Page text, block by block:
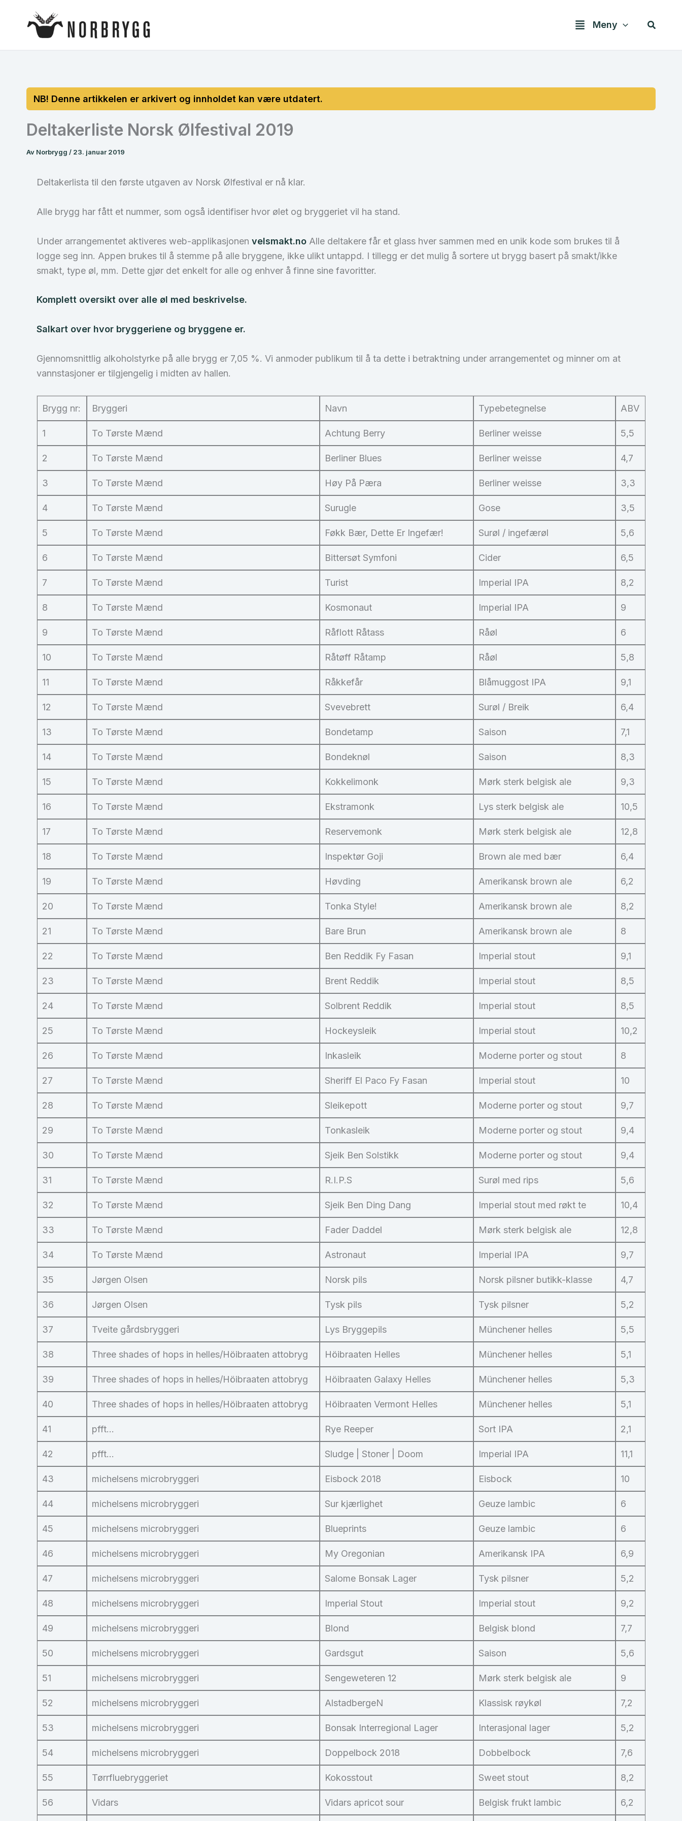
Meny Søk
Deltakerliste Norsk Ølfestival 2019
Av Norbrygg / 23. januar 2019
Deltakerlista til den første utgaven av Norsk Ølfestival er nå klar.
Alle brygg har fått et nummer, som også identifiser hvor ølet og bryggeriet vil ha stand.
Under arrangementet aktiveres web-applikasjonen velsmakt.no Alle deltakere får et glass hver sammen med en unik kode som brukes til å
logge seg inn. Appen brukes til å stemme på alle bryggene, ikke ulikt untappd. I tillegg er det mulig å sortere ut brygg basert på smakt/ikke
smakt, type øl, mm. Dette gjør det enkelt for alle og enhver å finne sine favoritter.
Komplett oversikt over alle øl med beskrivelse.
Salkart over hvor bryggeriene og bryggene er.
Gjennomsnittlig alkoholstyrke på alle brygg er 7,05 %. Vi anmoder publikum til å ta dette i betraktning under arrangementet og minner om at
vannstasjoner er tilgjengelig i midten av hallen.
Brygg nr: Bryggeri Navn Typebetegnelse ABV
1 To Tørste Mænd Achtung Berry Berliner weisse 5,5
2 To Tørste Mænd Berliner Blues Berliner weisse 4,7
3 To Tørste Mænd Høy På Pæra Berliner weisse 3,3
4 To Tørste Mænd Surugle Gose 3,5
5 To Tørste Mænd Føkk Bær, Dette Er Ingefær! Surøl / ingefærøl 5,6
6 To Tørste Mænd Bittersøt Symfoni Cider 6,5
7 To Tørste Mænd Turist Imperial IPA 8,2
8 To Tørste Mænd Kosmonaut Imperial IPA 9
9 To Tørste Mænd Råflott Råtass Råøl 6
10 To Tørste Mænd Råtøff Råtamp Råøl 5,8
11 To Tørste Mænd Råkkefår Blåmuggost IPA 9,1
12 To Tørste Mænd Svevebrett Surøl / Breik 6,4
13 To Tørste Mænd Bondetamp Saison 7,1
14 To Tørste Mænd Bondeknøl Saison 8,3
15 To Tørste Mænd Kokkelimonk Mørk sterk belgisk ale 9,3
16 To Tørste Mænd Ekstramonk Lys sterk belgisk ale 10,5
17 To Tørste Mænd Reservemonk Mørk sterk belgisk ale 12,8
18 To Tørste Mænd Inspektør Goji Brown ale med bær 6,4
19 To Tørste Mænd Høvding Amerikansk brown ale 6,2
20 To Tørste Mænd Tonka Style! Amerikansk brown ale 8,2
21 To Tørste Mænd Bare Brun Amerikansk brown ale 8
22 To Tørste Mænd Ben Reddik Fy Fasan Imperial stout 9,1
23 To Tørste Mænd Brent Reddik Imperial stout 8,5
24 To Tørste Mænd Solbrent Reddik Imperial stout 8,5
25 To Tørste Mænd Hockeysleik Imperial stout 10,2
26 To Tørste Mænd Inkasleik Moderne porter og stout 8
27 To Tørste Mænd Sheriff El Paco Fy Fasan Imperial stout 10
28 To Tørste Mænd Sleikepott Moderne porter og stout 9,7
29 To Tørste Mænd Tonkasleik Moderne porter og stout 9,4
30 To Tørste Mænd Sjeik Ben Solstikk Moderne porter og stout 9,4
31 To Tørste Mænd R.I.P.S Surøl med rips 5,6
32 To Tørste Mænd Sjeik Ben Ding Dang Imperial stout med røkt te 10,4
33 To Tørste Mænd Fader Daddel Mørk sterk belgisk ale 12,8
34 To Tørste Mænd Astronaut Imperial IPA 9,7
35 Jørgen Olsen Norsk pils Norsk pilsner butikk-klasse 4,7
36 Jørgen Olsen Tysk pils Tysk pilsner 5,2
37 Tveite gårdsbryggeri Lys Bryggepils Münchener helles 5,5
38 Three shades of hops in helles/Höibraaten attobryg Höibraaten Helles Münchener helles 5,1
39 Three shades of hops in helles/Höibraaten attobryg Höibraaten Galaxy Helles Münchener helles 5,3
40 Three shades of hops in helles/Höibraaten attobryg Höibraaten Vermont Helles Münchener helles 5,1
41 pfft… Rye Reeper Sort IPA 2,1
42 pfft… Sludge | Stoner | Doom Imperial IPA 11,1
43 michelsens microbryggeri Eisbock 2018 Eisbock 10
44 michelsens microbryggeri Sur kjærlighet Geuze lambic 6
45 michelsens microbryggeri Blueprints Geuze lambic 6
46 michelsens microbryggeri My Oregonian Amerikansk IPA 6,9
47 michelsens microbryggeri Salome Bonsak Lager Tysk pilsner 5,2
48 michelsens microbryggeri Imperial Stout Imperial stout 9,2
49 michelsens microbryggeri Blond Belgisk blond 7,7
50 michelsens microbryggeri Gardsgut Saison 5,6
51 michelsens microbryggeri Sengeweteren 12 Mørk sterk belgisk ale 9
52 michelsens microbryggeri AlstadbergeN Klassisk røykøl 7,2
53 michelsens microbryggeri Bonsak Interregional Lager Interasjonal lager 5,2
54 michelsens microbryggeri Doppelbock 2018 Dobbelbock 7,6
55 Tørrfluebryggeriet Kokosstout Sweet stout 8,2
56 Vidars Vidars apricot sour Belgisk frukt lambic 6,2